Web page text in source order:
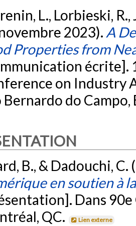
L., Lorbieski, R.,
2023). A
Properties from
écrite].
on Industry
Bernardo do
B., & Dadouchi,
en soutien à
Dans 90e
QC.
Lien externe